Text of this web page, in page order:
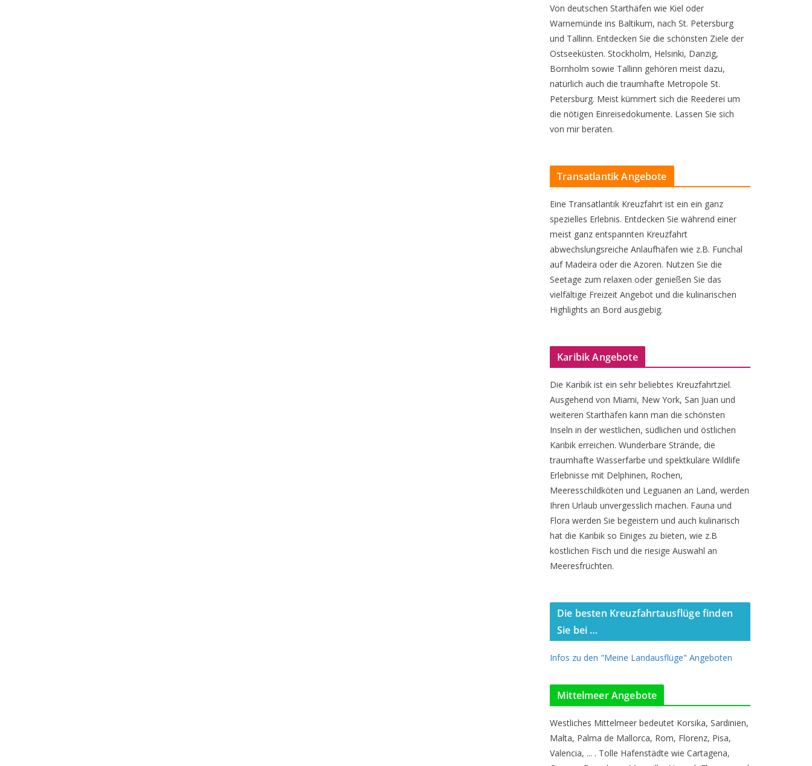
Von deutschen Starthäfen wie Kiel oder
Warnemünde ins Baltikum, nach St. Petersburg
und Tallinn. Entdecken Sie die schönsten Ziele der
Ostseeküsten. Stockholm, Helsinki, Danzig,
Bornholm sowie Tallinn gehören meist dazu,
natürlich auch die traumhafte Metropole St.
Petersburg. Meist kümmert sich die Reederei um
die nötigen Einreisedokumente. Lassen Sie sich
von mir beraten.
Transatlantik Angebote
Eine Transatlantik Kreuzfahrt ist ein ein ganz
spezielles Erlebnis. Entdecken Sie während einer
meist ganz entspannten Kreuzfahrt
abwechslungsreiche Anlaufhäfen wie z.B. Funchal
auf Madeira oder die Azoren. Nutzen Sie die
Seetage zum relaxen oder genießen Sie das
vielfältige Freizeit Angebot und die kulinarischen
Highlights an Bord ausgiebig.
Karibik Angebote
Die Karibik ist ein sehr beliebtes Kreuzfahrtziel.
Ausgehend von Miami, New York, San Juan und
weiteren Starthäfen kann man die schönsten
Inseln in der westlichen, südlichen und östlichen
Karibik erreichen. Wunderbare Strände, die
traumhafte Wasserfarbe und spektkuläre Wildlife
Erlebnisse mit Delphinen, Rochen,
Meeresschildköten und Leguanen an Land, werden
Ihren Urlaub unvergesslich machen. Fauna und
Flora werden Sie begeistern und auch kulinarisch
hat die Karibik so Einiges zu bieten, wie z.B
köstlichen Fisch und die riesige Auswahl an
Meeresfrüchten.
Die besten Kreuzfahrtausflüge finden
Sie bei …
Infos zu den "Meine Landausflüge" Angeboten
Mittelmeer Angebote
Westliches Mittelmeer bedeutet Korsika, Sardinien,
Malta, Palma de Mallorca, Rom, Florenz, Pisa,
Valencia, ... . Tolle Hafenstädte wie Cartagena,